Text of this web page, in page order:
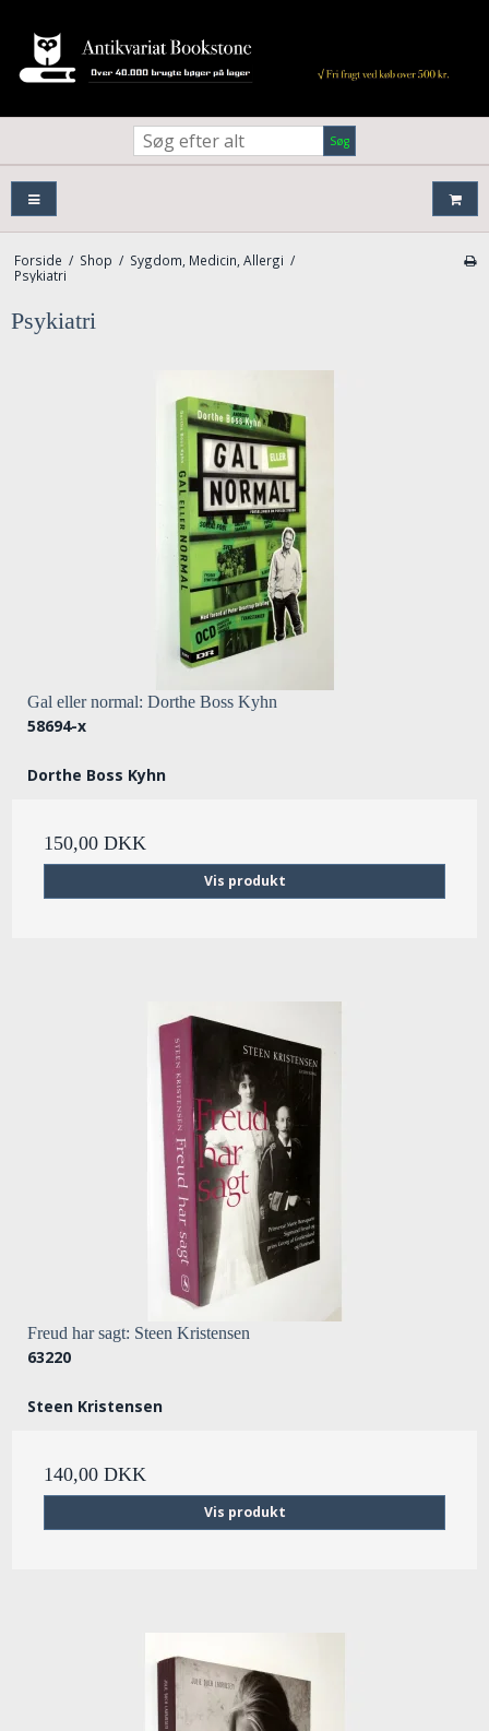
Søg
Forside / Shop / Sygdom, Medicin, Allergi /
Psykiatri
Psykiatri
Gal eller normal: Dorthe Boss Kyhn
58694-x
Dorthe Boss Kyhn
150,00 DKK
Vis produkt
Freud har sagt: Steen Kristensen
63220
Steen Kristensen
140,00 DKK
Vis produkt